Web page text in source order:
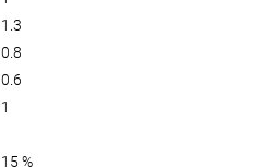
1.3
0.8
0.6
1
15 %